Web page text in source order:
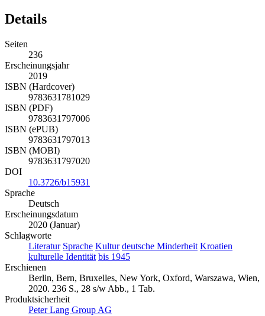
Details
Seiten
236
Erscheinungsjahr
2019
ISBN (Hardcover)
9783631781029
ISBN (PDF)
9783631797006
ISBN (ePUB)
9783631797013
ISBN (MOBI)
9783631797020
DOI
10.3726/b15931
Sprache
Deutsch
Erscheinungsdatum
2020 (Januar)
Schlagworte
Literatur Sprache Kultur deutsche Minderheit Kroatien
kulturelle Identität bis 1945
Erschienen
Berlin, Bern, Bruxelles, New York, Oxford, Warszawa, Wien,
2020. 236 S., 28 s/w Abb., 1 Tab.
Produktsicherheit
Peter Lang Group AG